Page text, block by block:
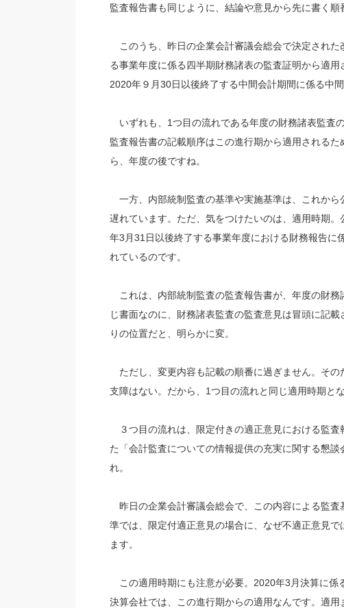
監査報告書も同じように、結論や意見から先に書く順
このうち、昨日の企業会計審議会総会で決定され
る事業年度に係る四半期財務諸表の監査証明から適
2020年９月30日以後終了する中間会計期間に係る中
いずれも、1つ目の流れである年度の財務諸表監査
監査報告書の記載順序はこの進行期から適用される
ら、年度の後ですね。
一方、内部統制監査の基準や実施基準は、これか
遅れています。ただ、気をつけたいのは、適用時期
年3月31日以後終了する事業年度における財務報告に
れているのです。
これは、内部統制監査の監査報告書が、年度の財務
じ書面なのに、財務諸表監査の監査意見は冒頭に記
りの位置だと、明らかに変。
ただし、変更内容も記載の順番に過ぎません。その
支障はない。だから、1つ目の流れと同じ適用時期と
３つ目の流れは、限定付きの適正意見における監
た「会計監査についての情報提供の充実に関する懇
れ。
昨日の企業会計審議会総会で、この内容による監
準では、限定付適正意見の場合に、なぜ不適正意見
ます。
この適用時期にも注意が必要。2020年3月決算に係
決算会社では、この進行期からの適用なんです。適